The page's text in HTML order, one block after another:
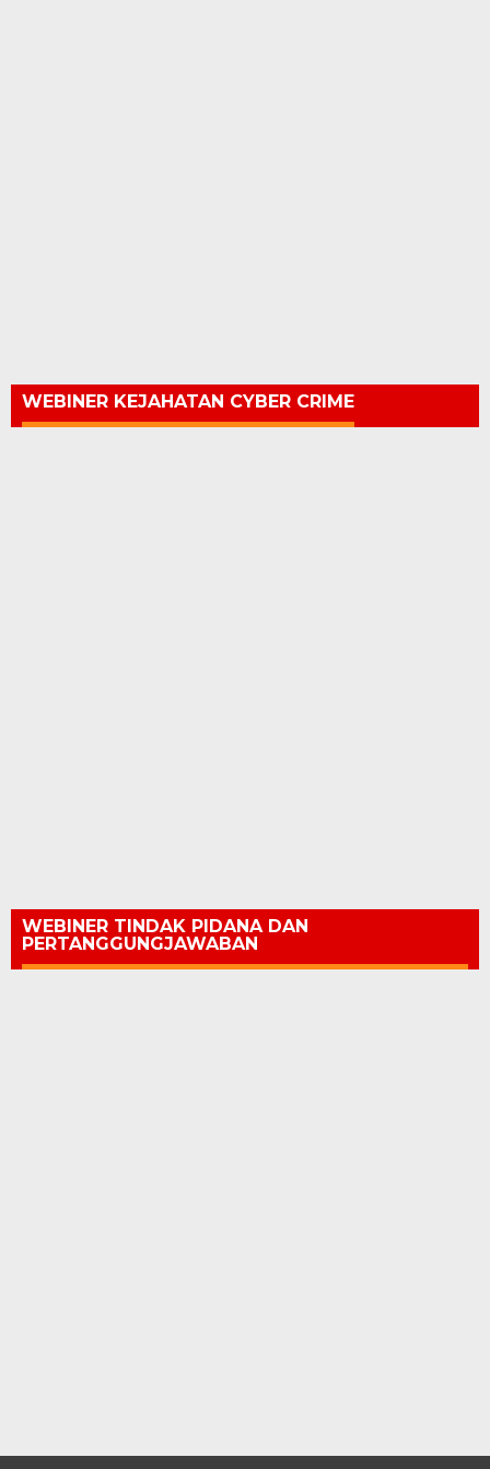
WEBINER KEJAHATAN CYBER CRIME
WEBINER TINDAK PIDANA DAN
PERTANGGUNGJAWABAN